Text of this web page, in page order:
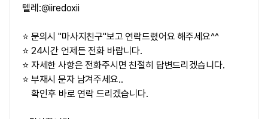
텔레:@iiredoxii
⭐ 문의시 "마사지친구"보고 연락드렸어요 해주세요^^
⭐ 24시간 언제든 전화 바랍니다.
⭐ 자세한 사항은 전화주시면 친절히 답변드리겠습니다.
⭐ 부재시 문자 남겨주세요..
확인후 바로 연락 드리겠습니다.